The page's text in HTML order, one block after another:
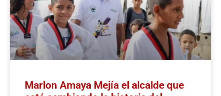
Marlon Amaya Mejía el alcalde que